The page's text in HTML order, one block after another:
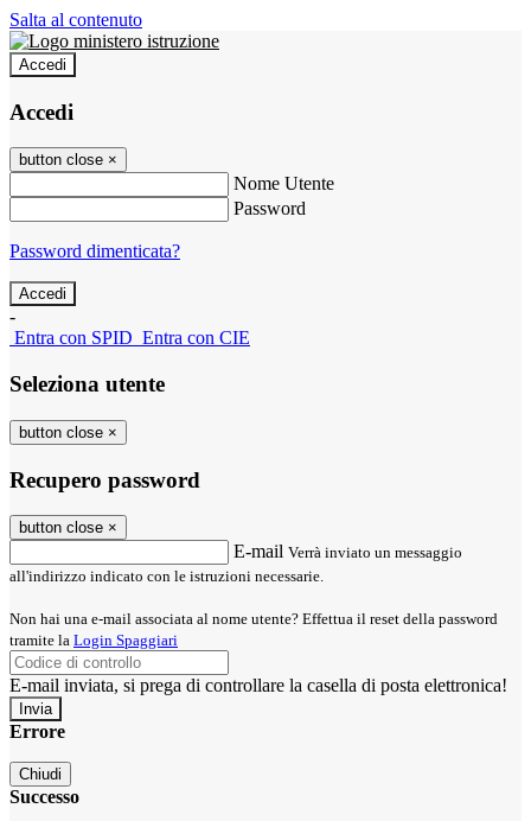
Salta al contenuto
Accedi
Accedi
button close ×
Nome Utente
Password
Password dimenticata?
-
Entra con SPID Entra con CIE
Seleziona utente
button close ×
Recupero password
button close ×
E-mail Verrà inviato un messaggio
all'indirizzo indicato con le istruzioni necessarie.
Non hai una e-mail associata al nome utente? Effettua il reset della password
tramite la Login Spaggiari
E-mail inviata, si prega di controllare la casella di posta elettronica!
Errore
Chiudi
Successo